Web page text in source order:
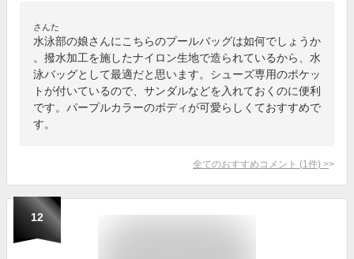
さんた
水泳部の娘さんにこちらのプールバッグは如何でしょうか
。撥水加工を施したナイロン生地で造られているから、水
泳バッグとして最適だと思います。シューズ専用のポケッ
トが付いているので、サンダルなどを入れておくのに便利
です。パープルカラーのボディが可愛らしくておすすめで
す。
全てのおすすめコメント (1 件) >
12